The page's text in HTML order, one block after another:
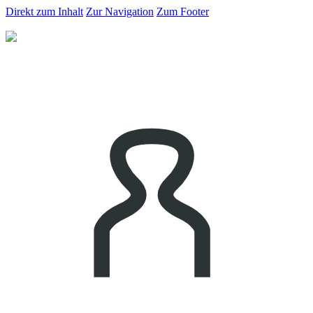
Direkt zum Inhalt Zur Navigation Zum Footer